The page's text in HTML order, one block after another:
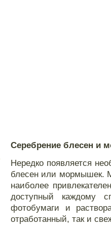
Серебрение блесен и
Нередко появляется
блесен или мормышек.
наиболее
доступный каждому
фотобумаги и
отработанный, так и